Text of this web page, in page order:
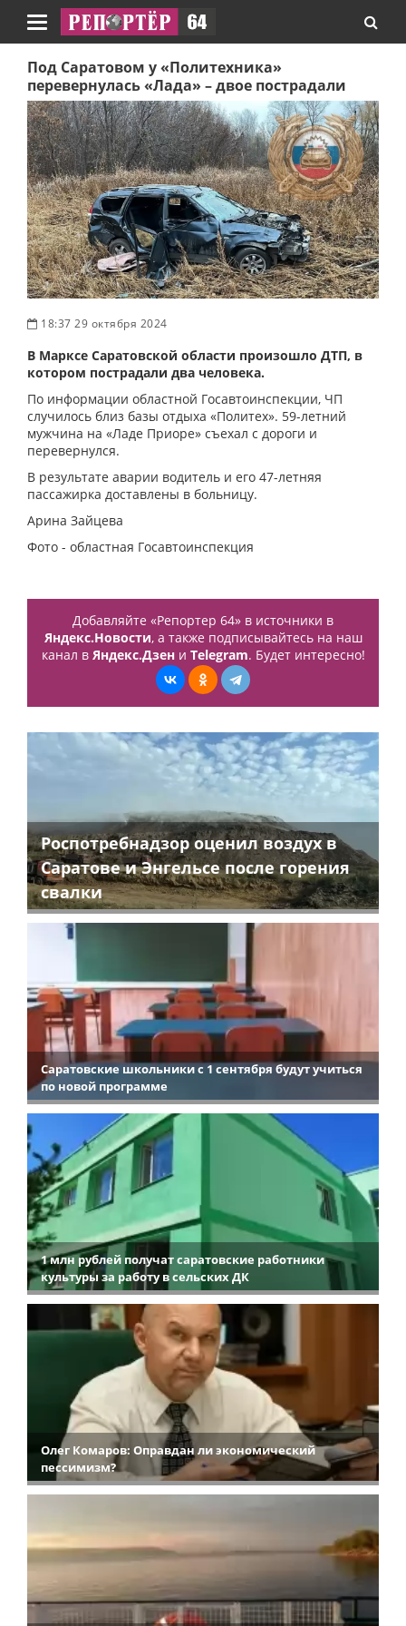
Навигация
Под Саратовом у «Политехника»
перевернулась «Лада» – двое пострадали
18:37 29 октября 2024
В Марксе Саратовской области произошло ДТП, в
котором пострадали два человека.
По информации областной Госавтоинспекции, ЧП
случилось близ базы отдыха «Политех». 59-летний
мужчина на «Ладе Приоре» съехал с дороги и
перевернулся.
В результате аварии водитель и его 47-летняя
пассажирка доставлены в больницу.
Арина Зайцева
Фото - областная Госавтоинспекция
Добавляйте «Репортер 64» в источники в
Яндекс.Новости, а также подписывайтесь на наш
канал в Яндекс.Дзени Telegram. Будет интересно!
Роспотребнадзор оценил воздух в
Саратове и Энгельсе после горения
свалки
Саратовские школьники с 1 сентября будут учиться
по новой программе
1 млн рублей получат саратовские работники
культуры за работу в сельских ДК
Олег Комаров: Оправдан ли экономический
пессимизм?